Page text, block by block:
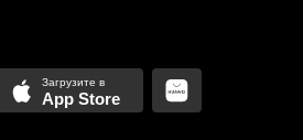
App Store